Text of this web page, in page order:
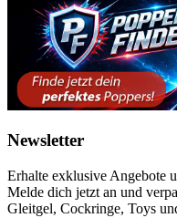
Newsletter
Erhalte exklusive Angebote
Melde dich jetzt an und
Gleitgel, Cockringe, Toys